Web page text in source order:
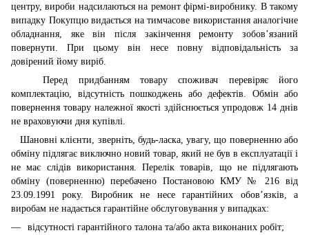
центру, вироби надсилаються на ремонт фірмі-виробнику. В такому
випадку Покупцю видається на тимчасове використання аналогічне
обладнання, яке він після закінчення ремонту зобов’язаний
повернути. При цьому він несе повну відповідальність за
довірений йому виріб.
Перед придбанням товару споживач перевіряє його
комплектацію, відсутність пошкоджень або дефектів. Обмін або
повернення товару належної якості здійснюється упродовж 14 днів
не враховуючи дня купівлі.
Шановні клієнти, зверніть, будь-ласка, увагу, що поверненню або
обміну підлягає виключно новий товар, який не був в експлуатації і
не має слідів використання. Перелік товарів, що не підлягають
обміну (поверненню) перебачено Постановою КМУ № 216 від
23.09.1991 року. Виробник не несе гарантійних обов’язків, а
виробам не надається гарантійне обслуговування у випадках:
відсутності гарантійного талона та/або акта виконаних робіт;